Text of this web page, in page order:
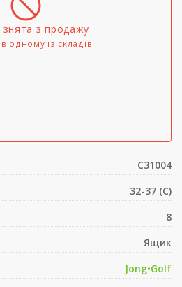
з продажу
одному iз складів
C31004
32-37 (C)
8
Ящик
Jong•Golf